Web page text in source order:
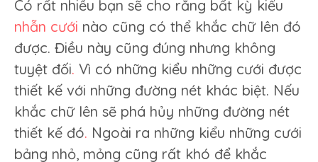
Có rất nhiều bạn sẽ cho rằng bất kỳ kiểu
nhẫn cưới nào cũng có thể khắc chữ lên đó
được. Điều này cũng đúng nhưng không
tuyệt đối. Vì có những kiểu những cưới được
thiết kế với những đường nét khác biệt. Nếu
khắc chữ lên sẽ phá hủy những đường nét
thiết kế đó. Ngoài ra những kiểu những cưới
bảng nhỏ, mỏng cũng rất khó để khắc